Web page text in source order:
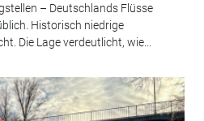
– Deutschlands Flüsse
Historisch niedrige
Die Lage verdeutlicht, wie...